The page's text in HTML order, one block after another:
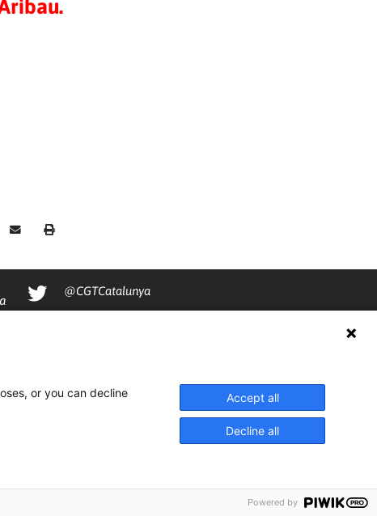
@CGTCatalunya
or you can decline
Accept all
Decline all
Powered by